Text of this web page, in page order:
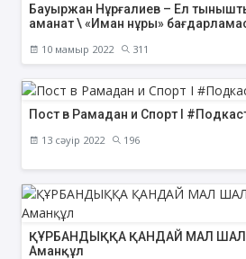
Бауыржан Нұрғалиев – Ел
аманат \ «Иман нұры»
10 мамыр 2022 311
Пост в Рамадан и Спорт I
13 сәуір 2022 196
ҚҰРБАНДЫҚҚА ҚАНДАЙ МАЛ
Аманқұл